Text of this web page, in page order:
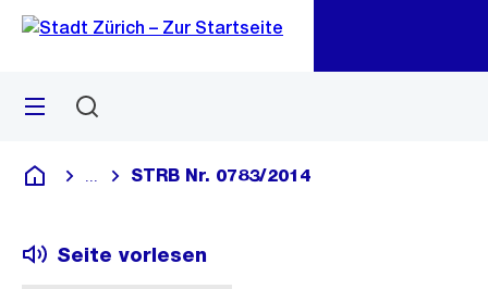
Navigation
Sprunglink
Menü
Deutsch
Blende alle Breadcrumbs ein
STRB Nr. 0783/2014
Seite vorlesen